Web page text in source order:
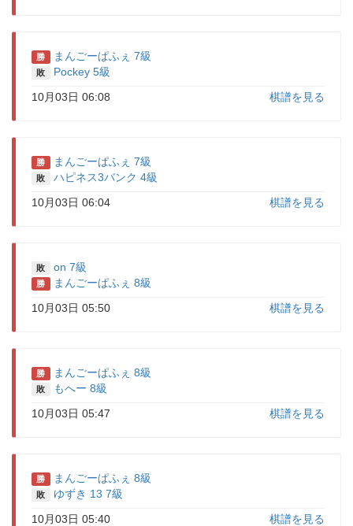
勝 まんごーぱふぇ 7級
敗
Pockey 5級
棋譜を見る
10月03日 06:08
勝 まんごーぱふぇ 7級
敗
ハピネス3バンク 4級
棋譜を見る
10月03日 06:04
敗 on 7級
勝
まんごーぱふぇ 8級
棋譜を見る
10月03日 05:50
勝 まんごーぱふぇ 8級
敗
もへー 8級
棋譜を見る
10月03日 05:47
勝 まんごーぱふぇ 8級
敗
ゆずき 13 7級
棋譜を見る
10月03日 05:40